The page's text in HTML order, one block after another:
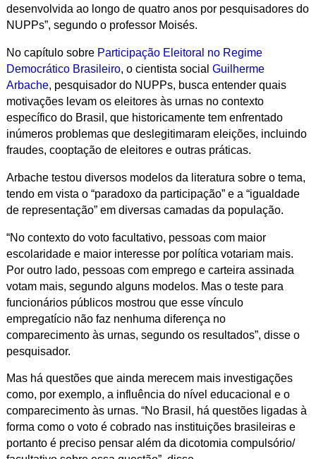
desenvolvida ao longo de quatro anos por pesquisadores do
NUPPs”, segundo o professor Moisés.
No capítulo sobre Participação Eleitoral no Regime
Democrático Brasileiro, o cientista social Guilherme
Arbache, pesquisador do NUPPs, busca entender quais
motivações levam os eleitores às urnas no contexto
específico do Brasil, que historicamente tem enfrentado
inúmeros problemas que deslegitimaram eleições, incluindo
fraudes, cooptação de eleitores e outras práticas.
Arbache testou diversos modelos da literatura sobre o tema,
tendo em vista o “paradoxo da participação” e a “igualdade
de representação” em diversas camadas da população.
“No contexto do voto facultativo, pessoas com maior
escolaridade e maior interesse por política votariam mais.
Por outro lado, pessoas com emprego e carteira assinada
votam mais, segundo alguns modelos. Mas o teste para
funcionários públicos mostrou que esse vínculo
empregatício não faz nenhuma diferença no
comparecimento às urnas, segundo os resultados”, disse o
pesquisador.
Mas há questões que ainda merecem mais investigações
como, por exemplo, a influência do nível educacional e o
comparecimento às urnas. “No Brasil, há questões ligadas à
forma como o voto é cobrado nas instituições brasileiras e
portanto é preciso pensar além da dicotomia compulsório/